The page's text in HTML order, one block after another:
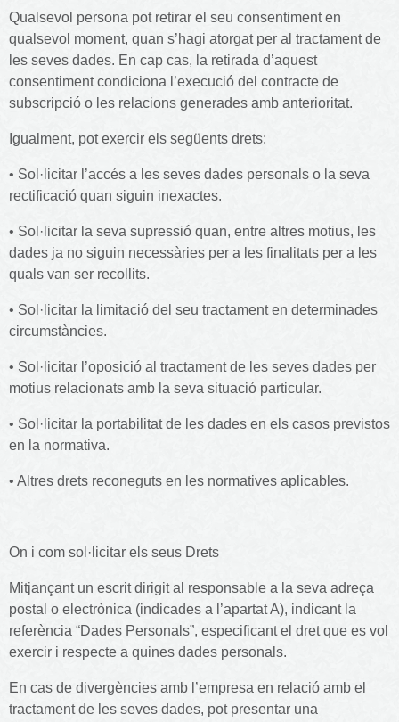
Qualsevol persona pot retirar el seu consentiment en
qualsevol moment, quan s’hagi atorgat per al tractament de
les seves dades. En cap cas, la retirada d’aquest
consentiment condiciona l’execució del contracte de
subscripció o les relacions generades amb anterioritat.
Igualment, pot exercir els següents drets:
• Sol·licitar l’accés a les seves dades personals o la seva
rectificació quan siguin inexactes.
• Sol·licitar la seva supressió quan, entre altres motius, les
dades ja no siguin necessàries per a les finalitats per a les
quals van ser recollits.
• Sol·licitar la limitació del seu tractament en determinades
circumstàncies.
• Sol·licitar l’oposició al tractament de les seves dades per
motius relacionats amb la seva situació particular.
• Sol·licitar la portabilitat de les dades en els casos previstos
en la normativa.
• Altres drets reconeguts en les normatives aplicables.
On i com sol·licitar els seus Drets
Mitjançant un escrit dirigit al responsable a la seva adreça
postal o electrònica (indicades a l’apartat A), indicant la
referència “Dades Personals”, especificant el dret que es vol
exercir i respecte a quines dades personals.
En cas de divergències amb l’empresa en relació amb el
tractament de les seves dades, pot presentar una